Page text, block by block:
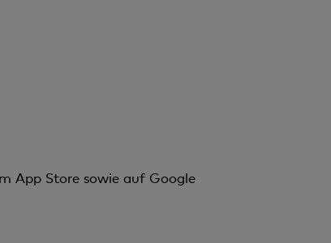
App Store sowie auf Google